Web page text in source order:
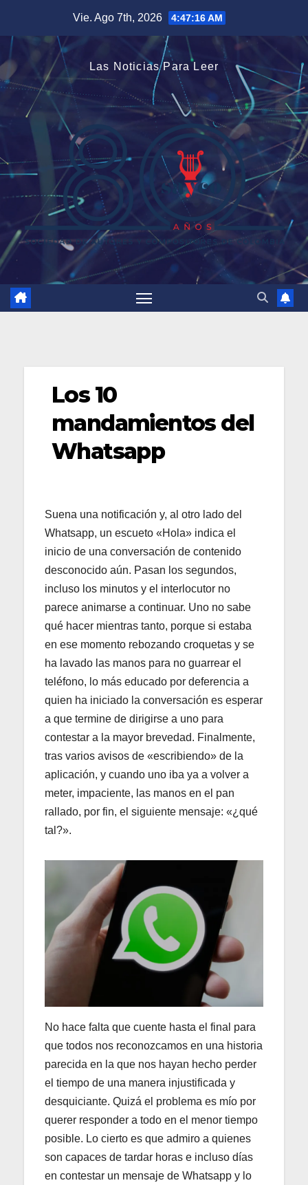
contenido
Vie. Ago 7th, 2026 4:47:17 AM
Las Noticias Para Leer
Los 10
mandamientos del
Whatsapp
Suena una notificación y, al otro lado del
Whatsapp, un escueto «Hola» indica el
inicio de una conversación de contenido
desconocido aún. Pasan los segundos,
incluso los minutos y el interlocutor no
parece animarse a continuar. Uno no sabe
qué hacer mientras tanto, porque si estaba
en ese momento rebozando croquetas y se
ha lavado las manos para no guarrear el
teléfono, lo más educado por deferencia a
quien ha iniciado la conversación es esperar
a que termine de dirigirse a uno para
contestar a la mayor brevedad. Finalmente,
tras varios avisos de «escribiendo» de la
aplicación, y cuando uno iba ya a volver a
meter, impaciente, las manos en el pan
rallado, por fin, el siguiente mensaje: «¿qué
tal?».
No hace falta que cuente hasta el final para
que todos nos reconozcamos en una historia
parecida en la que nos hayan hecho perder
el tiempo de una manera injustificada y
desquiciante. Quizá el problema es mío por
querer responder a todo en el menor tiempo
posible. Lo cierto es que admiro a quienes
son capaces de tardar horas e incluso días
en contestar un mensaje de Whatsapp y lo